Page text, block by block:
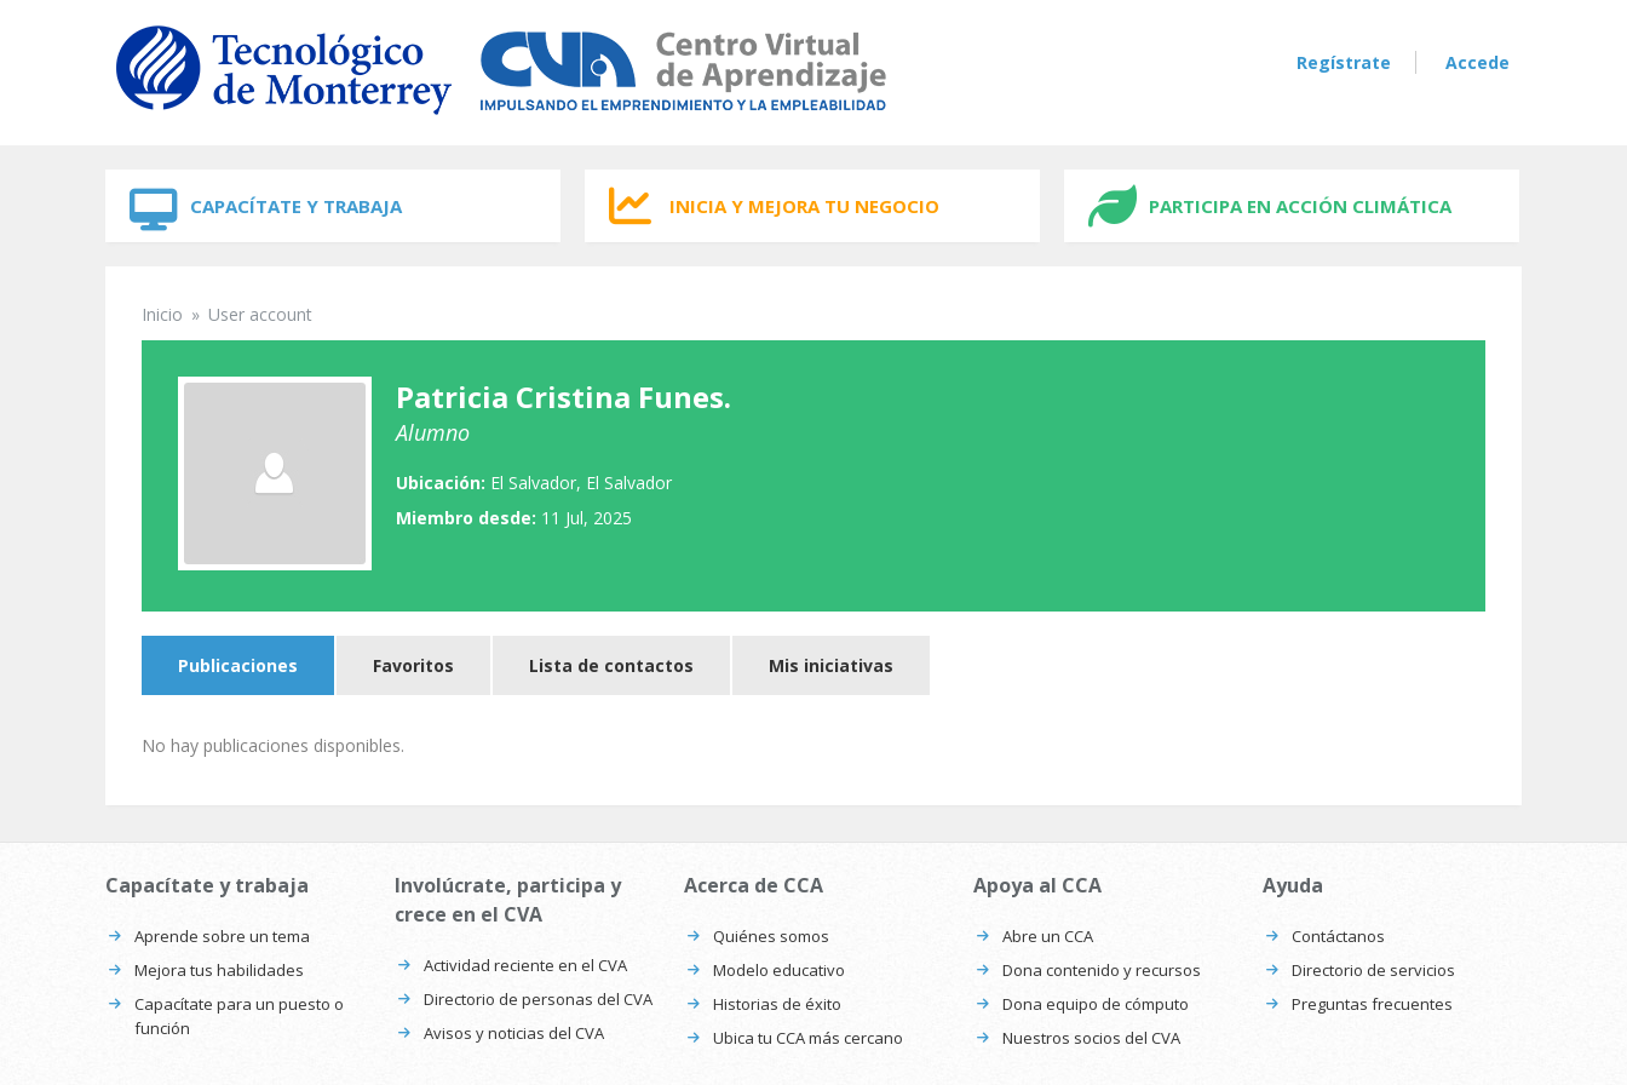
Regístrate Accede
CAPACÍTATE Y TRABAJA INICIA Y MEJORA TU NEGOCIO PARTICIPA EN ACCIÓN CLIMÁTICA
Se encuentra usted aquí
Inicio » User account
Patricia Cristina Funes.
Alumno
Ubicación: El Salvador, El Salvador
Miembro desde: 11 Jul, 2025
Publicaciones Favoritos Lista de contactos Mis iniciativas
No hay publicaciones disponibles.
Capacítate y trabaja
Aprende sobre un tema
Mejora tus habilidades
Capacítate para un puesto o
función
Involúcrate, participa y
crece en el CVA
Actividad reciente en el CVA
Directorio de personas del CVA
Avisos y noticias del CVA
Acerca de CCA
Quiénes somos
Modelo educativo
Historias de éxito
Ubica tu CCA más cercano
Apoya al CCA
Abre un CCA
Dona contenido y recursos
Dona equipo de cómputo
Nuestros socios del CVA
Ayuda
Contáctanos
Directorio de servicios
Preguntas frecuentes